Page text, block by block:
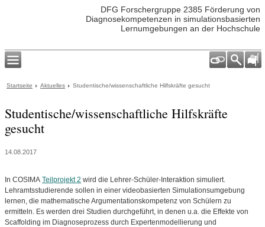
DFG Forschergruppe 2385 Förderung von
Diagnosekompetenzen in simulationsbasierten
Lernumgebungen an der Hochschule
Startseite Aktuelles Studentische/wissenschaftliche Hilfskräfte gesucht
Studentische/wissenschaftliche Hilfskräfte
gesucht
14.08.2017
In COSIMA Teilprojekt 2 wird die Lehrer-Schüler-Interaktion simuliert.
Lehramtsstudierende sollen in einer videobasierten Simulationsumgebung
lernen, die mathematische Argumentationskompetenz von Schülern zu
ermitteln. Es werden drei Studien durchgeführt, in denen u.a. die Effekte von
Scaffolding im Diagnoseprozess durch Expertenmodellierung und